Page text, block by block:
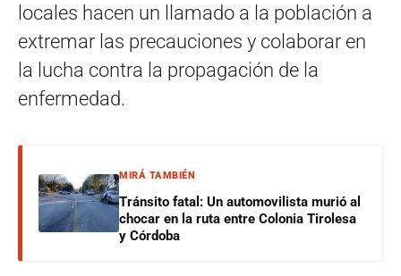
locales hacen un llamado a la población a
extremar las precauciones y colaborar en
la lucha contra la propagación de la
enfermedad.
MIRÁ TAMBIÉN
Tránsito fatal: Un automovilista murió al
chocar en la ruta entre Colonia Tirolesa
y Córdoba